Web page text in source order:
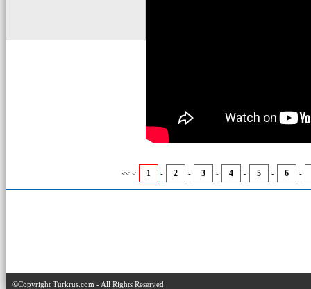
<< < 1 - 2 - 3 - 4 - 5 - 6 -
©Copyright Turkrus.com - All Rights Reserved